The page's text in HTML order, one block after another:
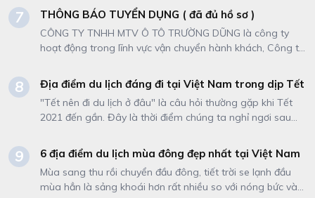
dài tuổi thọ của ô tô và đảm bảo ô tô luôn hoạt động tốt
nhất. Trong bài viết này, chúng tôi sẽ cung cấp cho bạn
10 mẹo giúp chiếc xe của bạn luôn hoạt động tốt nhất.
7 THÔNG BÁO TUYỂN DỤNG ( đã đủ hồ sơ )
CÔNG TY TNHH MTV Ô TÔ TRƯỜNG DŨNG là công ty
hoạt động trong lĩnh vực vận chuyển hành khách, Công ty
hoặc có kèm tài xế. Do nhu cầu mở rộng kinh doanh,
Công ty chúng tôi cần tuyển dụng NHÂN SỰ cho vị trí sau:
8 Địa điểm du lịch đáng đi tại Việt Nam trong dịp Tết
"Tết nên đi du lịch ở đâu" là câu hỏi thường gặp khi Tết
2021 đến gần. Đây là thời điểm chúng ta nghỉ ngơi sau
hỏi họ hàng thì thời gian còn lại mọi người sẽ chọn những
nơi để du lịch cùng gia đình.
9 6 địa điểm du lịch mùa đông đẹp nhất tại Việt Nam
Mùa sang thu rồi chuyển đầu đông, tiết trời se lạnh đầu
mùa hẳn là sảng khoái hơn rất nhiều so với nóng bức và